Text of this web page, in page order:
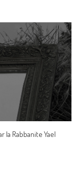
la Rabbanite Yael